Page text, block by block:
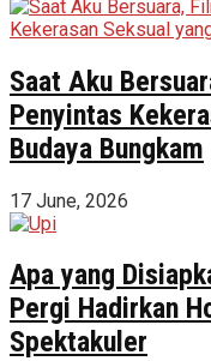
Saat Aku
Penyintas
Budaya Bungkam
17 June, 2026
Apa yang
Pergi Hadirkan
Spektakuler